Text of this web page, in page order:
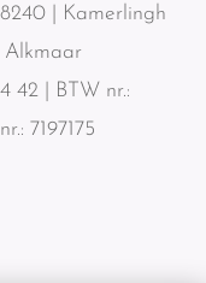
| Kamerlingh
Alkmaar
42 | BTW nr.:
7197175